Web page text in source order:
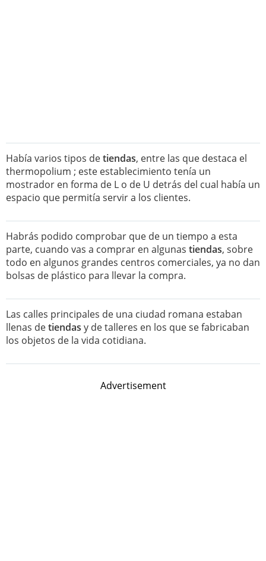
Había varios tipos detiendas, entre las que destaca el
thermopolium ; este establecimiento tenía un
mostrador en forma de L o de U detrás del cual había un
espacio que permitía servir a los clientes.
Habrás podido comprobar que de un tiempo a esta
parte, cuando vas a comprar en algunas tiendas, sobre
todo en algunos grandes centros comerciales, ya no dan
bolsas de plástico para llevar la compra.
Las calles principales de una ciudad romana estaban
llenas detiendas y de talleres en los que se fabricaban
los objetos de la vida cotidiana.
Advertisement